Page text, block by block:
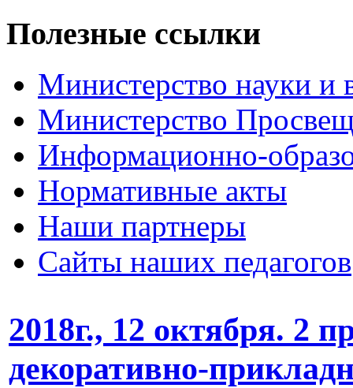
Полезные ссылки
Министерство науки и
Министерство
Информационно-
Нормативные акты
Наши партнеры
Сайты наших педагогов
2018г., 12 октября. 2
декоративно-